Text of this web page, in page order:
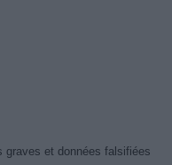
graves et données falsifiées